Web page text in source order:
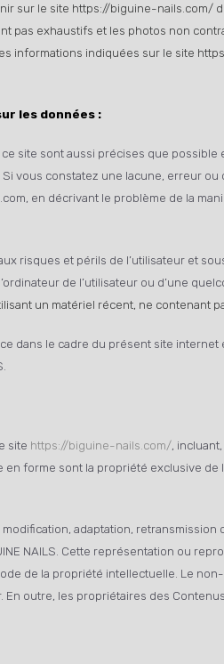
sur le site https://biguine-
pas exhaustifs et les photos non
informations indiquées sur le site
les données :
site sont aussi précises que
vous constatez une lacune, erreur
en décrivant le problème de la
risques et périls de l’utilisateur et
de l’utilisateur ou d’une
un matériel récent, ne
dans le cadre du présent site
site https://biguine-nails.com/ ,
forme sont la propriété exclusive
adaptation,
NAILS. Cette représentation ou
de la propriété intellectuelle. Le
En outre, les propriétaires des